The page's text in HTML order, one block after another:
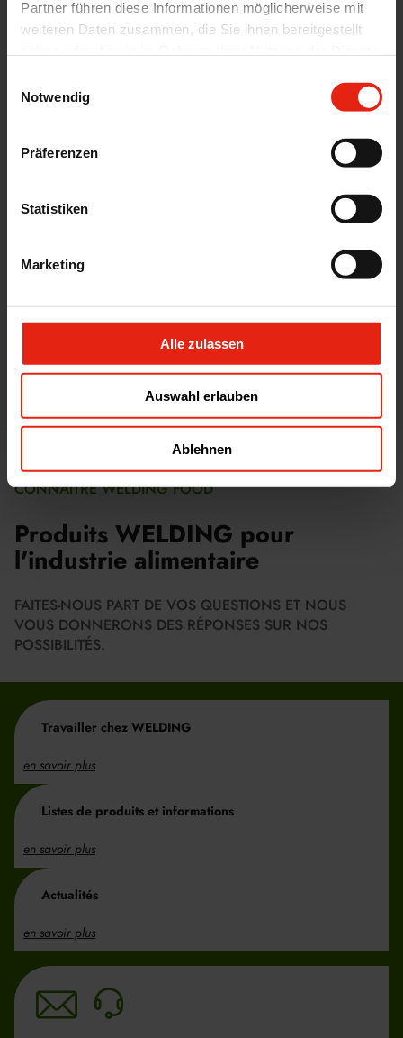
Partner führen diese Informationen möglicherweise mit
weiteren Daten zusammen, die Sie ihnen bereitgestellt
Notwendig
Präferenzen
Statistiken
Marketing
Alle zulassen
Auswahl erlauben
Ablehnen
retour
CONNAÎTRE WELDING FOOD
Produits WELDING pour
l'industrie alimentaire
FAITES-NOUS PART DE VOS QUESTIONS ET NOUS
VOUS DONNERONS DES RÉPONSES SUR NOS
POSSIBILITÉS.
Travailler chez WELDING
en savoir plus
Listes de produits et informations
en savoir plus
Actualités
en savoir plus